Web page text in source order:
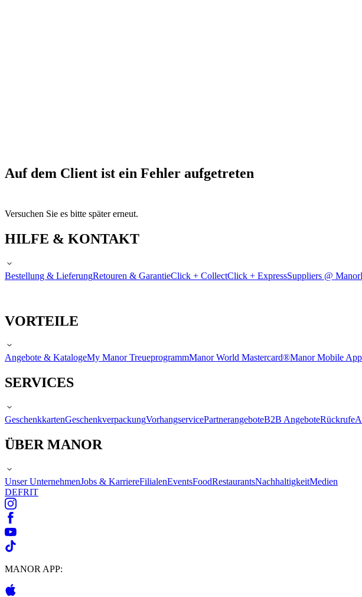
Auf dem Client ist ein Fehler aufgetreten
Versuchen Sie es bitte später erneut.
HILFE & KONTAKT
Bestellung & LieferungRetouren & GarantieClick + CollectClick + ExpressSuppliers @ Manor
VORTEILE
Angebote & KatalogeMy Manor TreueprogrammManor World Mastercard®Manor Mobile App
SERVICES
GeschenkkartenGeschenkverpackungVorhangservicePartnerangeboteB2B AngeboteRückrufe
ÜBER MANOR
Unser UnternehmenJobs & KarriereFilialenEventsFoodRestaurantsNachhaltigkeitMedien
DEFRIT
MANOR APP: